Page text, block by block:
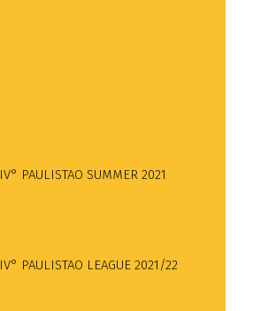
IV° PAULISTAO SUMMER 2021
IV° PAULISTAO LEAGUE 2021/22